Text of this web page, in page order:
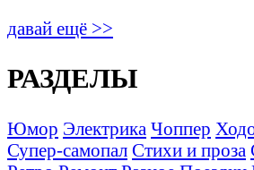
давай ещё >>
РАЗДЕЛЫ
Юмор Электрика Чоппер
Супер-самопал Стихи и проза